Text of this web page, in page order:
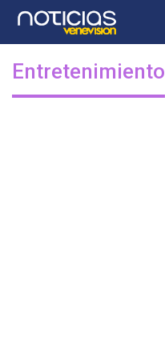
Entretenimiento